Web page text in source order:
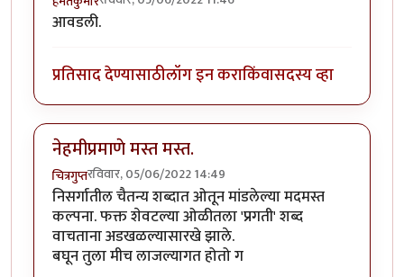
आवडली.
प्रतिसाद देण्यासाठीलॉग इन कराकिंवासदस्य व्हा
नेहमीप्रमाणे मस्त मस्त.
चित्रगुप्तरविवार, 05/06/2022 14:49
निसर्गातील चैतन्य शब्दात ओतून मांडलेल्या मदमस्त
कल्पना. फक्त शेवटल्या ओळीतला 'प्रगती' शब्द
वाचताना अडखळल्यासारखे झाले.
बघून तुला मीच लाजल्यागत होतो ग